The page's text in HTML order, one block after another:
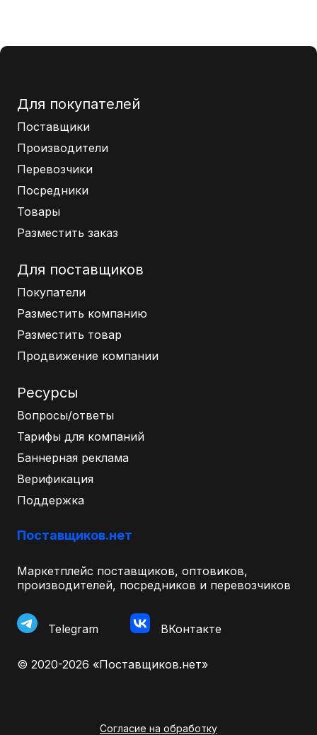
Для покупателей
Поставщики
Производители
Перевозчики
Посредники
Товары
Разместить заказ
Для поставщиков
Покупатели
Разместить компанию
Разместить товар
Продвижение компании
Ресурсы
Вопросы/ответы
Тарифы для компаний
Баннерная реклама
Верификация
Поддержка
Поставщиков.нет
Маркетплейс поставщиков, оптовиков,
производителей, посредников и перевозчиков
Telegram ВКонтакте
© 2020-2026 «Поставщиков.нет»
Согласие на обработку